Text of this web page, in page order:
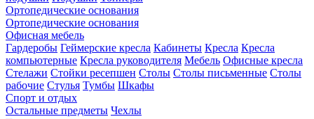
Ортопедические основания
Ортопедические основания
Офисная мебель
Гардеробы Геймерские кресла Кабинеты Кресла Кресла
компьютерные Кресла руководителя Мебель Офисные кресла
Стелажи Стойки ресепшен Столы Столы письменные Столы
рабочие Стулья Тумбы Шкафы
Спорт и отдых
Остальные предметы Чехлы